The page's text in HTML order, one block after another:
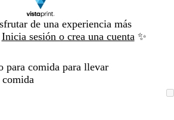
de una experiencia más
Inicia sesión o crea una cuenta ✨
para comida para llevar